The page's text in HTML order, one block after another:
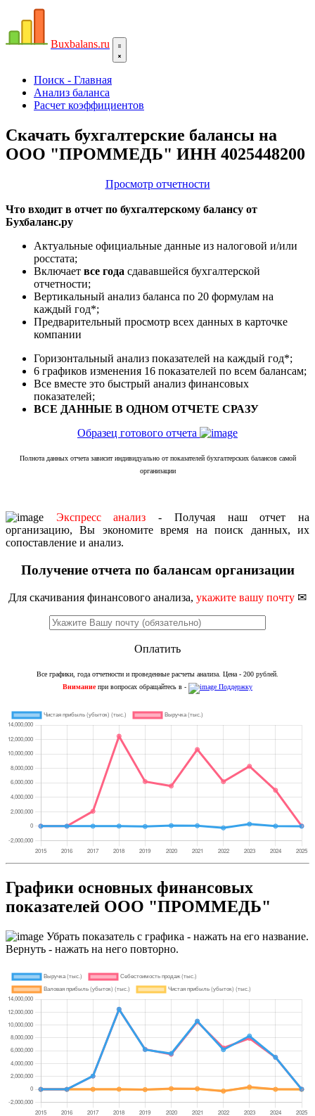
Buxbalans.ru
Поиск - Главная
Анализ баланса
Расчет коэффициентов
Скачать бухгалтерские балансы на
ООО "ПРОММЕДЬ" ИНН 4025448200
Просмотр отчетности
Что входит в отчет по бухгалтерскому балансу от
Бухбаланс.ру
Актуальные официальные данные из налоговой и/или
росстата;
Включает все года сдававшейся бухгалтерской
отчетности;
Вертикальный анализ баланса по 20 формулам на
каждый год*;
Предварительный просмотр всех данных в карточке
компании
Горизонтальный анализ показателей на каждый год*;
6 графиков изменения 16 показателей по всем балансам;
Все вместе это быстрый анализ финансовых
показателей;
ВСЕ ДАННЫЕ В ОДНОМ ОТЧЕТЕ СРАЗУ
Образец готового отчета
Полнота данных отчета зависит индивидуально от показателей бухгалтерских балансов самой
организации
Экспресс анализ - Получая наш отчет на
организацию, Вы экономите время на поиск данных, их
сопоставление и анализ.
Получение отчета по балансам организации
Для скачивания финансового анализа, укажите вашу почту ✉
Оплатить
Все графики, года отчетности и проведенные расчеты анализа. Цена - 200 рублей.
Внимание при вопросах обращайтесь в - Поддержку
Графики основных финансовых
показателей ООО "ПРОММЕДЬ"
Убрать показатель с графика - нажать на его название.
Вернуть - нажать на него повторно.